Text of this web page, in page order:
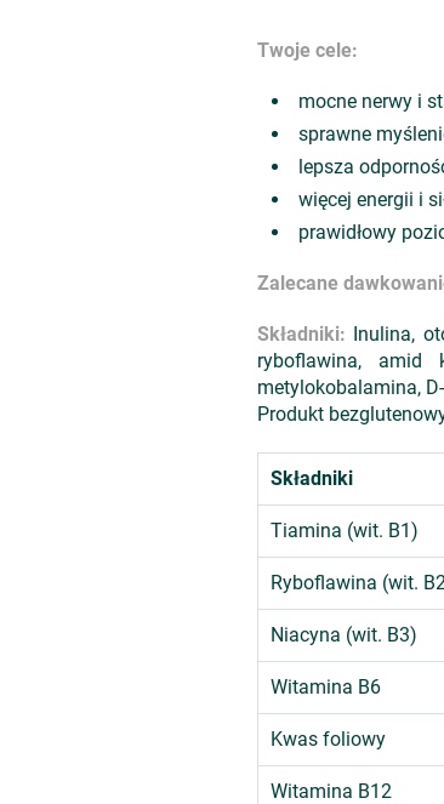
Twoje cele:
mocne nerwy i
sprawne
lepsza
więcej energii i
prawidłowy
Zalecane
Składniki: Inulina,
ryboflawina, amid
metylokobalamina,
Produkt
Składniki
Tiamina (wit. B1)
Ryboflawina (wit.
Niacyna (wit. B3)
Witamina B6
Kwas foliowy
Witamina B12